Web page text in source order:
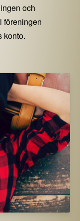
och
föreningen
konto.